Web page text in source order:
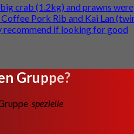
crab (1.2kg) and prawns were
Pork Rib and Kai Lan
recommend if looking for good
Gruppe?
spezielle